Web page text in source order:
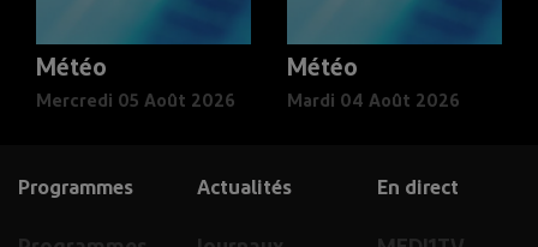
Météo
Mercredi 05 Août 2026
Météo
Mardi 04 Août 2026
En direct
Actualités
Programmes